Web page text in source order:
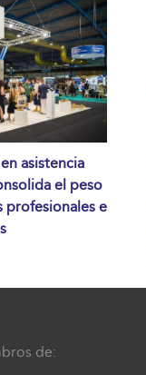
asistencia
el peso
profesionales e
de: